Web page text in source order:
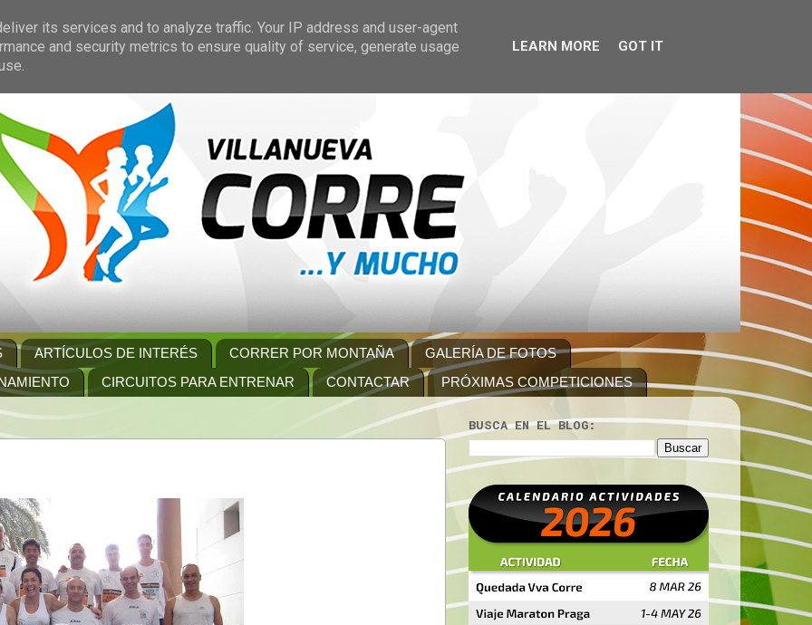
ARTÍCULOS DE INTERÉS CORRER POR MONTAÑA
GALERÍA DE FOTOS
CIRCUITOS PARA ENTRENAR CONTACTAR PRÓXIMAS COMPETICIONES
BUSCA EN EL BLOG:
its services and to analyze traffic. Your IP address and user-agent
and security metrics to ensure quality of service, generate usage
LEARN MORE GOT IT